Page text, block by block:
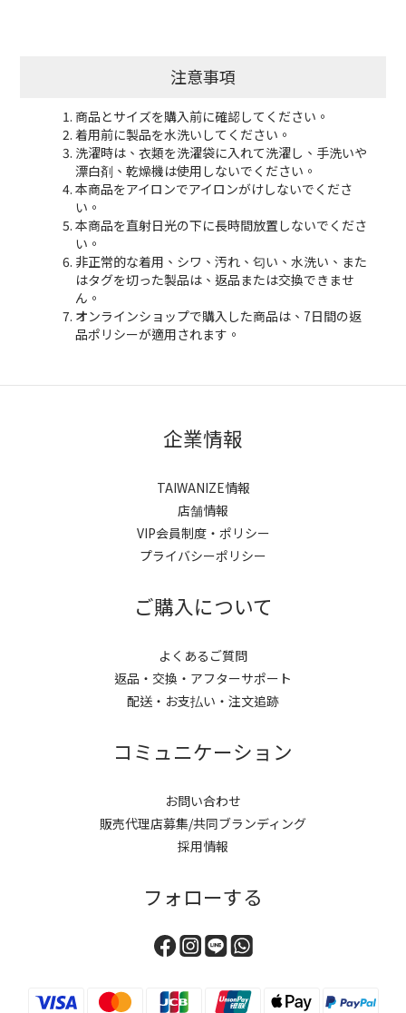
注意事項
商品とサイズを購入前に確認してください。
着用前に製品を水洗いしてください。
洗濯時は、衣類を洗濯袋に入れて洗濯し、手洗いや
漂白剤、乾燥機は使用しないでください。
本商品をアイロンでアイロンがけしないでくださ
い。
本商品を直射日光の下に長時間放置しないでくださ
い。
非正常的な着用、シワ、汚れ、匂い、水洗い、また
はタグを切った製品は、返品または交換できませ
ん。
オンラインショップで購入した商品は、7日間の返
品ポリシーが適用されます。
企業情報
TAIWANIZE情報
店舗情報
VIP会員制度・ポリシー
プライバシーポリシー
ご購入について
よくあるご質問
返品・交換・アフターサポート
配送・お支払い・注文追跡
コミュニケーション
お問い合わせ
販売代理店募集/共同ブランディング
採用情報
フォローする